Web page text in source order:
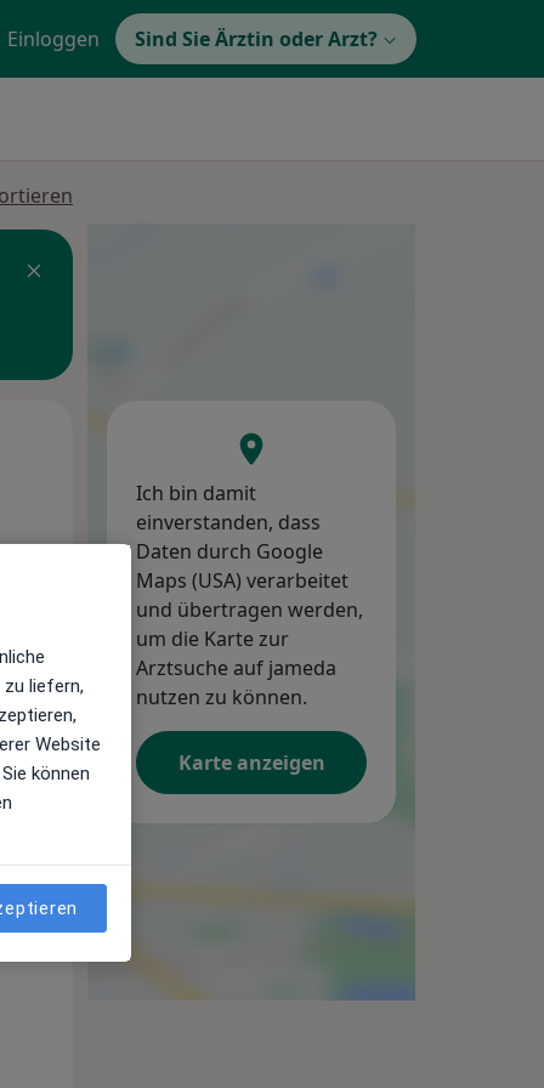
Einloggen Sind Sie Ärztin oder Arzt?
Ich bin damit
einverstanden, dass
Daten durch Google
Maps (USA) verarbeitet
und übertragen werden,
um die Karte zur
Arztsuche auf jameda
nutzen zu können.
Karte anzeigen
liefern,
Website
können